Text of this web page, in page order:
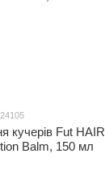
кучерів Fut HAIR
Balm, 150 мл